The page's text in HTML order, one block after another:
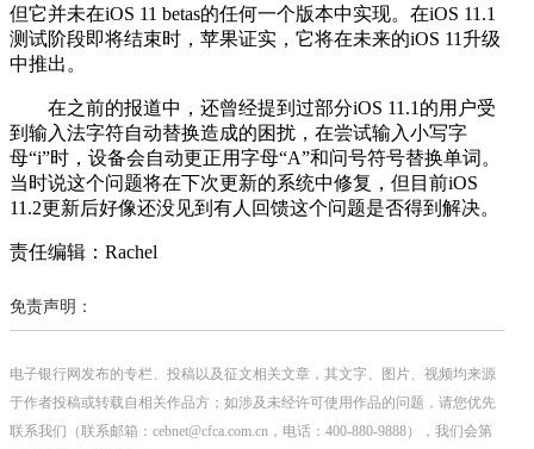
但它并未在iOS 11 betas的任何一个版本中实现。在iOS 11.1
测试阶段即将结束时，苹果证实，它将在未来的iOS 11升级
中推出。
在之前的报道中，还曾经提到过部分iOS 11.1的用户受
到输入法字符自动替换造成的困扰，在尝试输入小写字
母“i”时，设备会自动更正用字母“A”和问号符号替换单词。
当时说这个问题将在下次更新的系统中修复，但目前iOS
11.2更新后好像还没见到有人回馈这个问题是否得到解决。
责任编辑：Rachel
免责声明：
电子银行网发布的专栏、投稿以及征文相关文章，其文字、图片、视频均来源
于作者投稿或转载自相关作品方；如涉及未经许可使用作品的问题，请您优先
联系我们（联系邮箱：cebnet@cfca.com.cn，电话：400-880-9888），我们会第